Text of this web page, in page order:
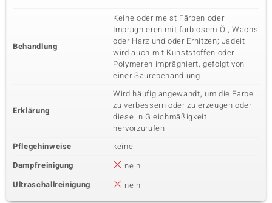
Behandlung
Keine oder meist Färben oder
Imprägnieren mit farblosem Öl, Wachs
oder Harz und oder Erhitzen; Jadeit
wird auch mit Kunststoffen oder
Polymeren imprägniert, gefolgt von
einer Säurebehandlung
Erklärung
Wird häufig angewandt, um die Farbe
zu verbessern oder zu erzeugen oder
diese in Gleichmäßigkeit
hervorzurufen
Pflegehinweise
keine
Dampfreinigung
nein
Ultraschallreinigung
nein